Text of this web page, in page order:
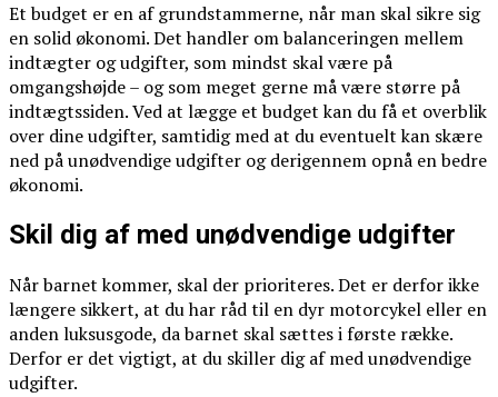
Et budget er en af grundstammerne, når man skal sikre sig
en solid økonomi. Det handler om balanceringen mellem
indtægter og udgifter, som mindst skal være på
omgangshøjde – og som meget gerne må være større på
indtægtssiden. Ved at lægge et budget kan du få et overblik
over dine udgifter, samtidig med at du eventuelt kan skære
ned på unødvendige udgifter og derigennem opnå en bedre
økonomi.
Skil dig af med unødvendige udgifter
Når barnet kommer, skal der prioriteres. Det er derfor ikke
længere sikkert, at du har råd til en dyr motorcykel eller en
anden luksusgode, da barnet skal sættes i første række.
Derfor er det vigtigt, at du skiller dig af med unødvendige
udgifter.